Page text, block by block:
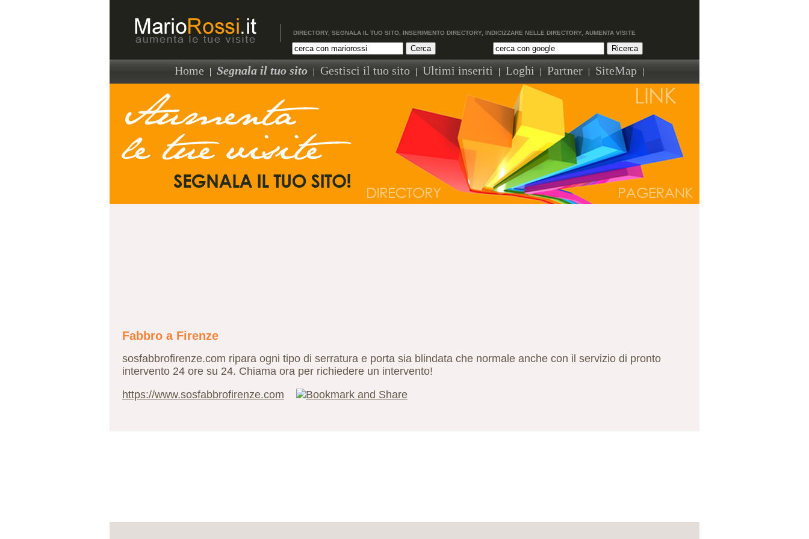
DIRECTORY, SEGNALA IL TUO SITO, INSERIMENTO DIRECTORY, INDICIZZARE NELLE DIRECTORY, AUMENTA VISITE
Home | Segnala il tuo sito | Gestisci il tuo sito | Ultimi inseriti | Loghi | Partner | SiteMap |
Fabbro a Firenze
sosfabbrofirenze.com ripara ogni tipo di serratura e porta sia blindata che normale anche con il servizio di pronto
intervento 24 ore su 24. Chiama ora per richiedere un intervento!
https://www.sosfabbrofirenze.com